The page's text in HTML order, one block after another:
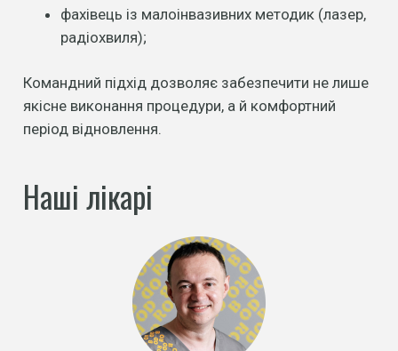
фахівець із малоінвазивних методик (лазер,
радіохвиля);
Командний підхід дозволяє забезпечити не лише
якісне виконання процедури, а й комфортний
період відновлення.
Наші лікарі